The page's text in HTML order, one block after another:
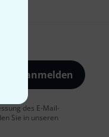
Jetzt anmelden
des E-Mail-
Sie in unseren